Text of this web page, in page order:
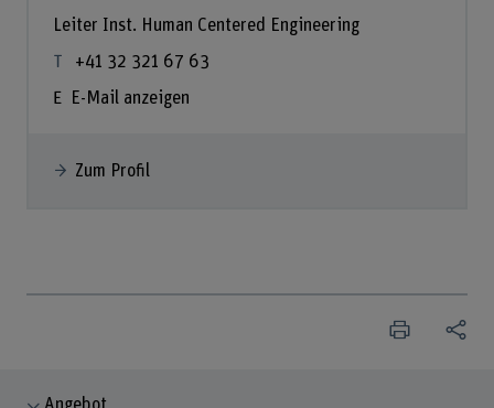
Leiter Inst. Human Centered Engineering
+41 32 321 67 63
E-Mail anzeigen
Zum Profil
Angebot